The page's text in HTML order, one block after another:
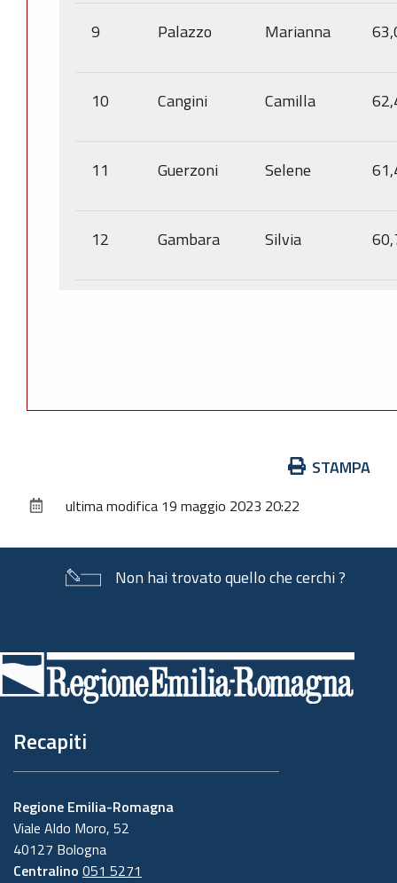
9 Palazzo Marianna
10 Cangini Camilla
11 Guerzoni Selene
12 Gambara Silvia
documento
STAMPA
ultima modifica 19 maggio 2023 20:22
Non hai trovato quello che cerchi ?
di
pagina
Recapiti
Regione Emilia-Romagna
Viale Aldo Moro, 52
40127 Bologna
Centralino 051 5271